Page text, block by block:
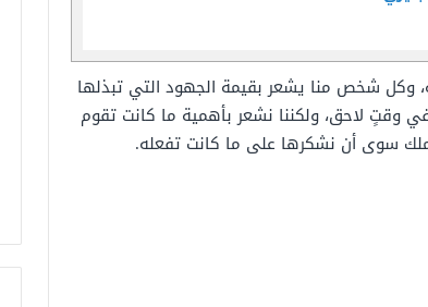
وكل شخص منا يشعر بقيمة الجهود التي تبذلها
وقتٍ لاحق، ولكننا نشعر بأهمية ما كانت تقوم
نملك سوى أن نشكرها على ما كانت تفعله.